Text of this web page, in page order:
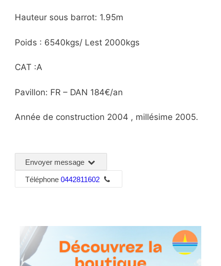
Hauteur sous barrot: 1.95m
Poids : 6540kgs/ Lest 2000kgs
CAT :A
Pavillon: FR – DAN 184€/an
Année de construction 2004 , millésime 2005.
Envoyer message
Téléphone 0442811602